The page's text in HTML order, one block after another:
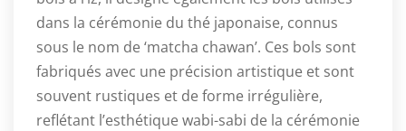
dans la cérémonie du thé japonaise, connus
sous le nom de ‘matcha chawan’. Ces bols sont
fabriqués avec une précision artistique et sont
souvent rustiques et de forme irrégulière,
reflétant l’esthétique wabi-sabi de la cérémonie